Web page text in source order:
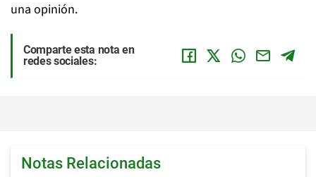
una opinión.
Comparte esta nota en
redes sociales:
Notas Relacionadas